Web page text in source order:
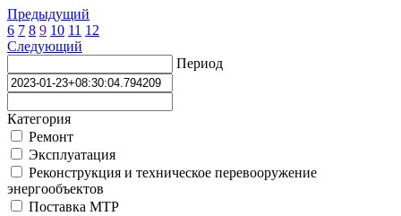
Предыдущий
6 7 8 9 10 11 12
Следующий
Период
Категория
Ремонт
Эксплуатация
Реконструкция и техническое перевооружение
энергообъектов
Поставка МТР